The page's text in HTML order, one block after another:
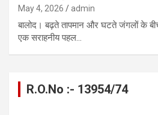
May 4, 2026 admin
बालोद। बढ़ते तापमान और घटते जंगलों के बीच
एक सराहनीय पहल…
R.O.No :- 13954/74